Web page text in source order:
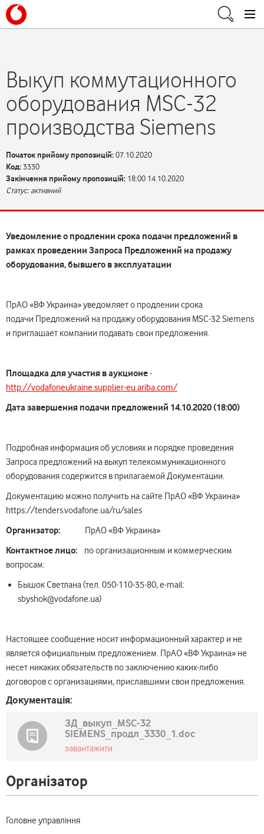
Выкуп коммутационного
оборудования MSC-32
производства Siemens
Початок прийому пропозицій:07.10.2020
Код:3330
Закінчення прийому пропозицій: 18:00 14.10.2020
Статус: активний
Уведомление о продлении срока подачи предложений в
рамках проведении Запроса Предложений на продажу
оборудования, бывшего в эксплуатации
ПрАО «ВФ Украина» уведомляет о продлении срока
подачи Предложений на продажу оборудования MSC-32 Siemens
и приглашает компании подавать свои предложения.
Площадка для участия в аукционе-
http://vodafoneukraine.supplier-eu.ariba.com/
Дата завершения подачи предложений 14.10.2020 (18:00)
Подробная информация об условиях и порядке проведения
Запроса предложений на выкуп телекоммуникационного
оборудования содержится в прилагаемой Документации.
Документацию можно получить на сайте ПрАО «ВФ Украина»
https://tenders.vodafone.ua/ru/sales
Организатор: ПрАО «ВФ Украина»
Контактное лицо:
по организационным и коммерческим
вопросам:
Бышок Светлана (тел. 050-110-35-80, e-mail:
sbyshok@vodafone.ua)
Настоящее сообщение носит информационный характер и не
является официальным предложением. ПрАО «ВФ Украина» не
несет никаких обязательств по заключению каких-либо
договоров с организациями, приславшими свои предложения.
Документація:
ЗД_выкуп_MSC-32
SIEMENS_продл_3330_1.doc
завантажити
Організатор
Головне управління